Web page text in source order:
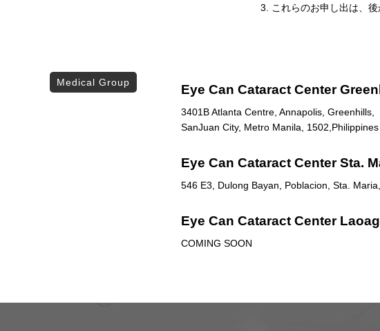
3. これらのお申し出は、
Medical Group Eye Can Cataract Center
3401B Atlanta Centre, Annapolis, Greenhills,
SanJuan City, Metro Manila, 1502,Philippines
Eye Can Cataract Center Sta.
546 E3, Dulong Bayan, Poblacion, Sta.
Eye Can Cataract Center
COMING SOON